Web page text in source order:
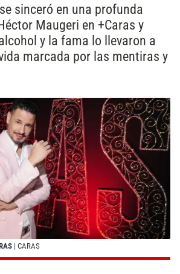
sinceró en una profunda
Maugeri en +Caras y
y la fama lo llevaron a
marcada por las mentiras y
| CARAS